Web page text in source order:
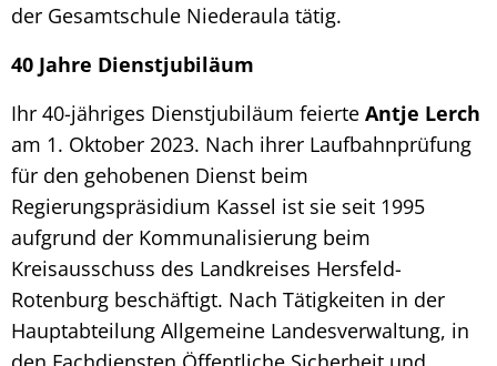
der Gesamtschule Niederaula tätig.
40 Jahre Dienstjubiläum
Ihr 40-jähriges Dienstjubiläum feierte Antje Lerch
am 1. Oktober 2023. Nach ihrer Laufbahnprüfung
für den gehobenen Dienst beim
Regierungspräsidium Kassel ist sie seit 1995
aufgrund der Kommunalisierung beim
Kreisausschuss des Landkreises Hersfeld-
Rotenburg beschäftigt. Nach Tätigkeiten in der
Hauptabteilung Allgemeine Landesverwaltung, in